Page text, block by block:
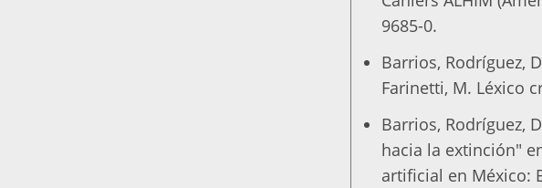
9685-0.
Barrios, Rodríguez,
Farinetti, M. Léxico
Barrios, Rodríguez,
hacia la extinción"
artificial en México: